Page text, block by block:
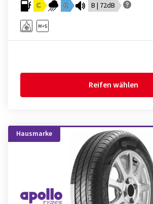
C C B | 72dB
Reifen wählen
Hausmarke